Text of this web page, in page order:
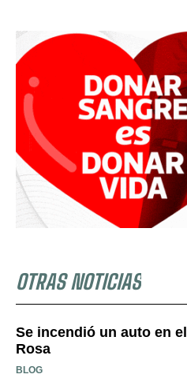
OTRAS NOTICIAS
Se incendió un auto en
Rosa
BLOG